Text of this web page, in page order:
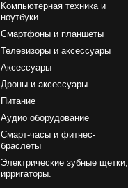
Компьютерная техника и
ноутбуки
Смартфоны и планшеты
Телевизоры и аксессуары
Аксессуары
Дроны и аксессуары
Питание
Аудио оборудование
Смарт-часы и фитнес-
браслеты
Электрические зубные щетки,
ирригаторы.